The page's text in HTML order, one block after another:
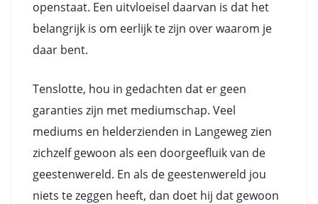
openstaat. Een uitvloeisel daarvan is dat het
belangrijk is om eerlijk te zijn over waarom je
daar bent.
Tenslotte, hou in gedachten dat er geen
garanties zijn met mediumschap. Veel
mediums en helderzienden in Langeweg zien
zichzelf gewoon als een doorgeefluik van de
geestenwereld. En als de geestenwereld jou
niets te zeggen heeft, dan doet hij dat gewoon